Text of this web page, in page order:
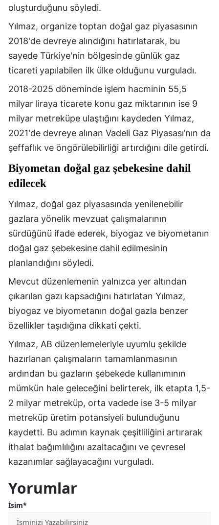
oluşturduğunu söyledi.
Yılmaz, organize toptan doğal gaz piyasasının
2018'de devreye alındığını hatırlatarak, bu
sayede Türkiye'nin bölgesinde günlük gaz
ticareti yapılabilen ilk ülke olduğunu vurguladı.
2018-2025 döneminde işlem hacminin 55,5
milyar liraya ticarete konu gaz miktarının ise 9
milyar metreküpe ulaştığını kaydeden Yılmaz,
2021'de devreye alınan Vadeli Gaz Piyasası’nın da
şeffaflık ve öngörülebilirliği artırdığını dile getirdi.
Biyometan doğal gaz şebekesine dahil
edilecek
Yılmaz, doğal gaz piyasasında yenilenebilir
gazlara yönelik mevzuat çalışmalarının
sürdüğünü ifade ederek, biyogaz ve biyometanın
doğal gaz şebekesine dahil edilmesinin
planlandığını söyledi.
Mevcut düzenlemenin yalnızca yer altından
çıkarılan gazı kapsadığını hatırlatan Yılmaz,
biyogaz ve biyometanın doğal gazla benzer
özellikler taşıdığına dikkati çekti.
Yılmaz, AB düzenlemeleriyle uyumlu şekilde
hazırlanan çalışmaların tamamlanmasının
ardından bu gazların şebekede kullanımının
mümkün hale geleceğini belirterek, ilk etapta 1,5-
2 milyar metreküp, orta vadede ise 3-5 milyar
metreküp üretim potansiyeli bulunduğunu
kaydetti. Bu adımın kaynak çeşitliliğini artırarak
ithalat bağımlılığını azaltacağını ve çevresel
kazanımlar sağlayacağını vurguladı.
Yorumlar
İsim*